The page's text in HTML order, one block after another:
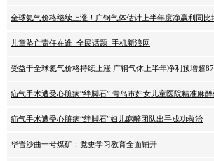
全球氦气价格继续上涨！广钢气体估计上半年度净赢利同比
儿童坠亡责任在谁_全民话题_手机新浪网
受益于全球氦气价格持续上涨 广钢气体上半年净利预增超
疝气手术遭受心脏病“绊脚石” 青岛市妇女儿童医院精准麻
疝气手术遭受心脏病“绊脚石”妇儿麻醉团队出手成功救治
华晋沙曲一号煤矿：党史学习教育全面铺开